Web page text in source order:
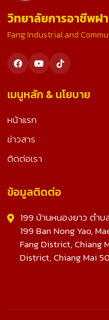
วิทยาลัยการอาชีพฝ
Fang Industrial and
เมนูหลัก & นโยบาย
หน้าแรก
ข่าวสาร
ติดต่อเรา
ข้อมูลติดต่อ
199 บ้านหนองยาว ตำบ
199 Ban Nong Yao,
Fang District, Chiang
District, Chiang Mai